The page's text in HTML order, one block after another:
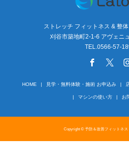
ストレッチ フィットネス & 整
刈谷市築地町2-1-6 アヴェニ
TEL.0566-57-
HOME 見学・無料体験・施術 お申込み
マシンの使い方 お
Copyright © 予防＆改善フィットネス